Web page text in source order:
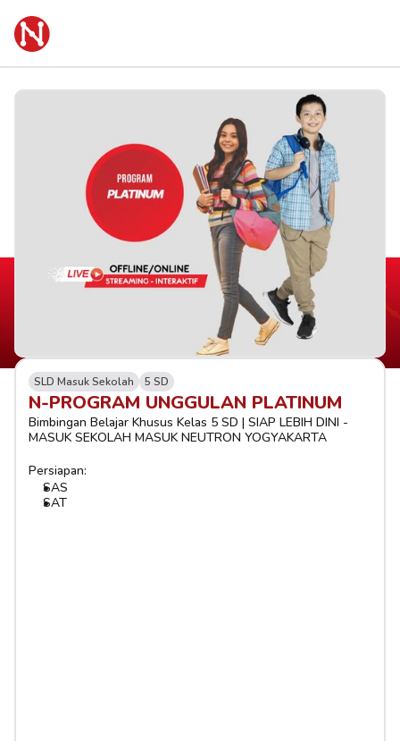
SLD Masuk Sekolah 5 SD
N-PROGRAM UNGGULAN PLATINUM
Bimbingan Belajar Khusus Kelas 5 SD | SIAP LEBIH DINI -
MASUK SEKOLAH MASUK NEUTRON YOGYAKARTA
Persiapan:
SAS
SAT